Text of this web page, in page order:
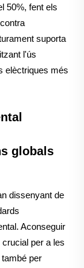
50%, fent els
suporta
l'ús
elèctriques més
globals
dissenyant de
Aconseguir
per a les
per